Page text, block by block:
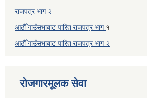
राजपत्र भाग २
आठौँ गाउँसभाबाट पारित राजपत्र भाग १
आठौँ गाउँसभाबाट पारित राजपत्र भाग २
रोजगारमूलक सेवा